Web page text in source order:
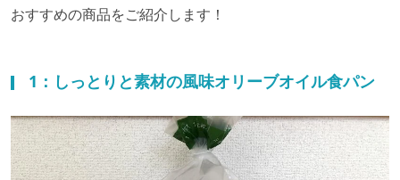
おすすめの商品をご紹介します！
1：しっとりと素材の風味オリーブオイル食パン